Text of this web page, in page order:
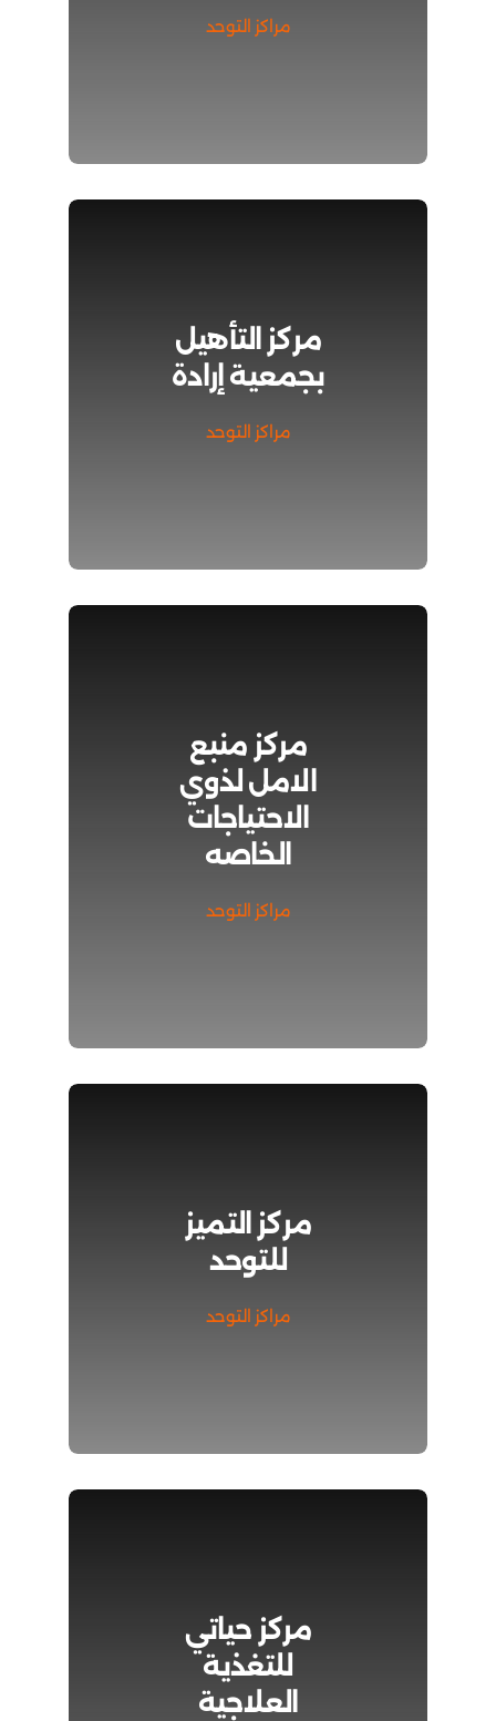
مراكز التوحد
مركز التأهيل
بجمعية إرادة
مراكز التوحد
مركز منبع
الامل لذوي
الاحتياجات
الخاصه
مراكز التوحد
مركز التميز
للتوحد
مراكز التوحد
مركز حياتي
للتغذية
العلاجية